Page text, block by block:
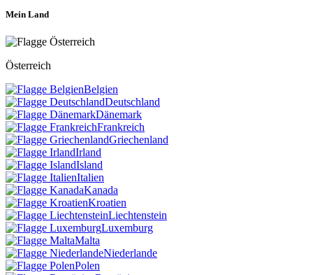
Mein Land
Österreich
Belgien
Deutschland
Dänemark
Frankreich
Griechenland
Irland
Island
Italien
Kanada
Kroatien
Liechtenstein
Luxemburg
Malta
Niederlande
Polen